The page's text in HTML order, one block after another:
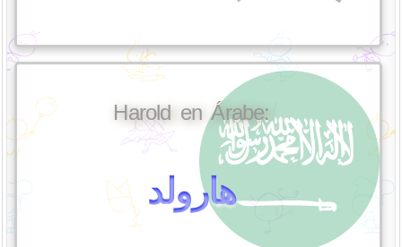
Harold en Árabe:
هارولد